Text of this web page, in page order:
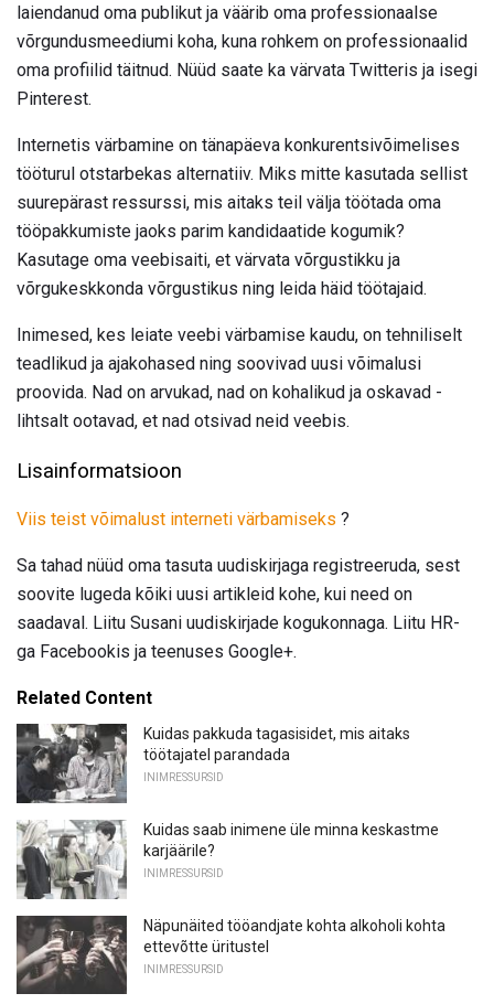
laiendanud oma publikut ja väärib oma professionaalse
võrgundusmeediumi koha, kuna rohkem on professionaalid
oma profiilid täitnud. Nüüd saate ka värvata Twitteris ja isegi
Pinterest.
Internetis värbamine on tänapäeva konkurentsivõimelises
tööturul otstarbekas alternatiiv. Miks mitte kasutada sellist
suurepärast ressurssi, mis aitaks teil välja töötada oma
tööpakkumiste jaoks parim kandidaatide kogumik?
Kasutage oma veebisaiti, et värvata võrgustikku ja
võrgukeskkonda võrgustikus ning leida häid töötajaid.
Inimesed, kes leiate veebi värbamise kaudu, on tehniliselt
teadlikud ja ajakohased ning soovivad uusi võimalusi
proovida. Nad on arvukad, nad on kohalikud ja oskavad -
lihtsalt ootavad, et nad otsivad neid veebis.
Lisainformatsioon
Viis teist võimalust interneti värbamiseks ?
Sa tahad nüüd oma tasuta uudiskirjaga registreeruda, sest
soovite lugeda kõiki uusi artikleid kohe, kui need on
saadaval. Liitu Susani uudiskirjade kogukonnaga. Liitu HR-
ga Facebookis ja teenuses Google+.
Related Content
Kuidas pakkuda tagasisidet, mis aitaks
töötajatel parandada
INIMRESSURSID
Kuidas saab inimene üle minna keskastme
karjäärile?
INIMRESSURSID
Näpunäited tööandjate kohta alkoholi kohta
ettevõtte üritustel
INIMRESSURSID